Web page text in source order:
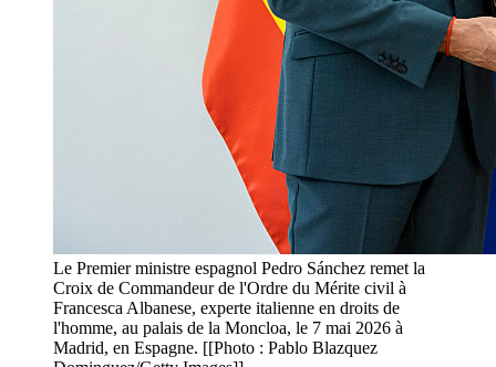
Le Premier ministre espagnol Pedro Sánchez remet la
Croix de Commandeur de l'Ordre du Mérite civil à
Francesca Albanese, experte italienne en droits de
l'homme, au palais de la Moncloa, le 7 mai 2026 à
Madrid, en Espagne. [[Photo : Pablo Blazquez